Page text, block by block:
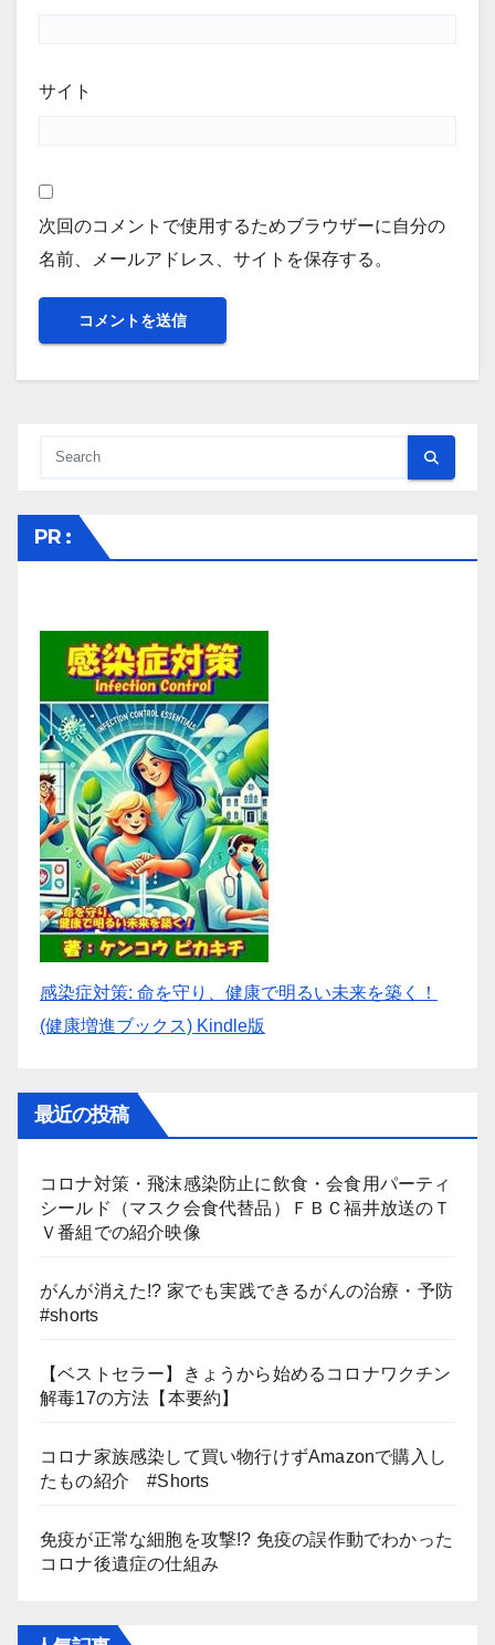
サイト
次回のコメントで使用するためブラウザーに自分の
名前、メールアドレス、サイトを保存する。
PR :
感染症対策: 命を守り、健康で明るい未来を築く！
(健康増進ブックス) Kindle版
最近の投稿
コロナ対策・飛沫感染防止に飲食・会食用パーティ
シールド（マスク会食代替品）ＦＢＣ福井放送のＴ
Ｖ番組での紹介映像
がんが消えた!? 家でも実践できるがんの治療・予防
#shorts
【ベストセラー】きょうから始めるコロナワクチン
解毒17の方法【本要約】
コロナ家族感染して買い物行けずAmazonで購入し
たもの紹介 #Shorts
免疫が正常な細胞を攻撃!? 免疫の誤作動でわかった
コロナ後遺症の仕組み